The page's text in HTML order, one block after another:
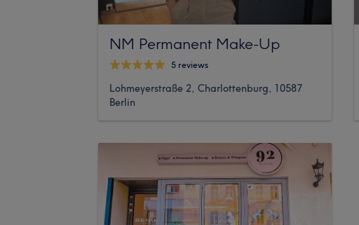
NM Permanent Make-Up
5 reviews
Lohmeyerstraße 2, Charlottenburg, 10587
Berlin